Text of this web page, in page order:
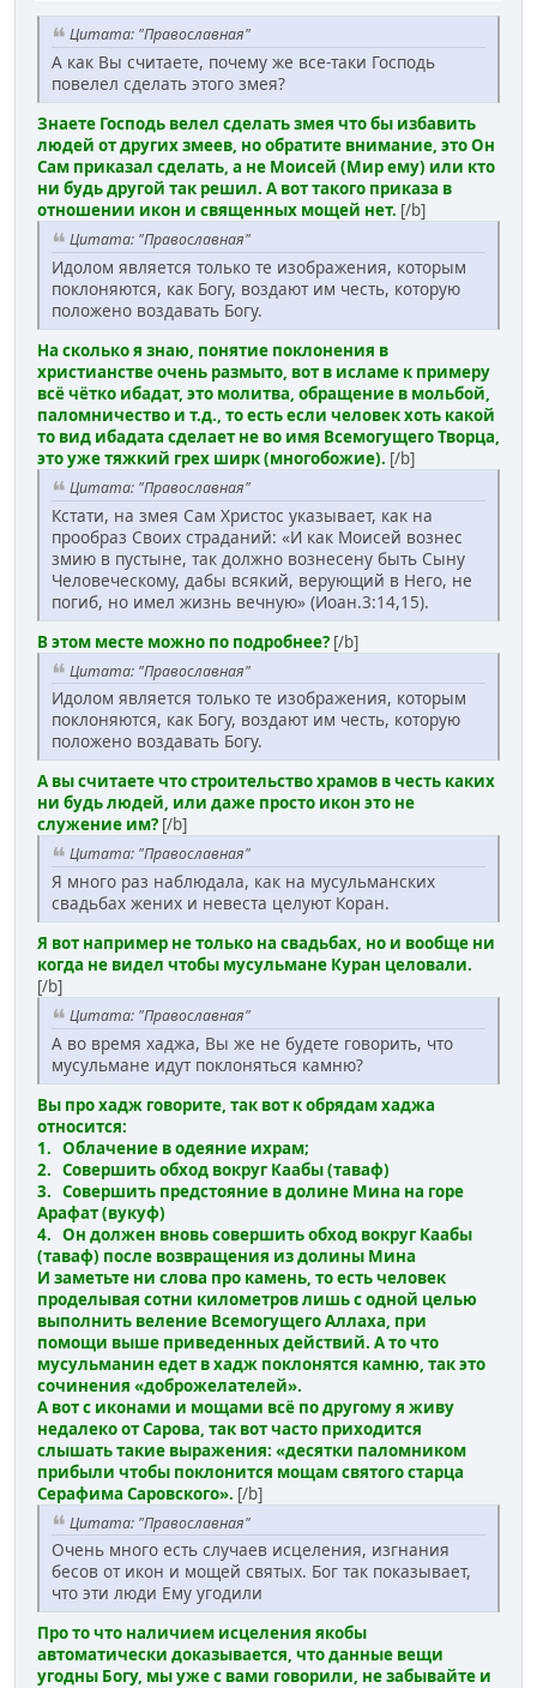
Цитата: "Православная"
А как Вы считаете, почему же все-таки Господь
повелел сделать этого змея?
Знаете Господь велел сделать змея что бы избавить
людей от других змеев, но обратите внимание, это Он
Сам приказал сделать, а не Моисей (Мир ему) или кто
ни будь другой так решил. А вот такого приказа в
отношении икон и священных мощей нет. [/b]
Цитата: "Православная"
Идолом является только те изображения, которым
поклоняются, как Богу, воздают им честь, которую
положено воздавать Богу.
На сколько я знаю, понятие поклонения в
христианстве очень размыто, вот в исламе к примеру
всё чётко ибадат, это молитва, обращение в мольбой,
паломничество и т.д., то есть если человек хоть какой
то вид ибадата сделает не во имя Всемогущего Творца,
это уже тяжкий грех ширк (многобожие). [/b]
Цитата: "Православная"
Кстати, на змея Сам Христос указывает, как на
прообраз Своих страданий: «И как Моисей вознес
змию в пустыне, так должно вознесену быть Сыну
Человеческому, дабы всякий, верующий в Него, не
погиб, но имел жизнь вечную» (Иоан.3:14,15).
В этом месте можно по подробнее? [/b]
Цитата: "Православная"
Идолом является только те изображения, которым
поклоняются, как Богу, воздают им честь, которую
положено воздавать Богу.
А вы считаете что строительство храмов в честь каких
ни будь людей, или даже просто икон это не
служение им? [/b]
Цитата: "Православная"
Я много раз наблюдала, как на мусульманских
свадьбах жених и невеста целуют Коран.
Я вот например не только на свадьбах, но и вообще ни
когда не видел чтобы мусульмане Куран целовали.
[/b]
Цитата: "Православная"
А во время хаджа, Вы же не будете говорить, что
мусульмане идут поклоняться камню?
Вы про хадж говорите, так вот к обрядам хаджа
относится:
1. Облачение в одеяние ихрам;
2. Совершить обход вокруг Каабы (таваф)
3. Совершить предстояние в долине Мина на горе
Арафат (вукуф)
4. Он должен вновь совершить обход вокруг Каабы
(таваф) после возвращения из долины Мина
И заметьте ни слова про камень, то есть человек
проделывая сотни километров лишь с одной целью
выполнить веление Всемогущего Аллаха, при
помощи выше приведенных действий. А то что
мусульманин едет в хадж поклонятся камню, так это
сочинения «доброжелателей».
А вот с иконами и мощами всё по другому я живу
недалеко от Сарова, так вот часто приходится
слышать такие выражения: «десятки паломником
прибыли чтобы поклонится мощам святого старца
Серафима Саровского». [/b]
Цитата: "Православная"
Очень много есть случаев исцеления, изгнания
бесов от икон и мощей святых. Бог так показывает,
что эти люди Ему угодили
Про то что наличием исцеления якобы
автоматически доказывается, что данные вещи
угодны Богу, мы уже с вами говорили, не забывайте и